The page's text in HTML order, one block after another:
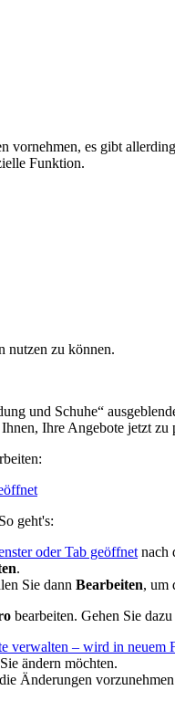
es gibt
Funktion.
nutzen zu können.
und Schuhe“
Ihre Angebote jetzt
geht's:
oder Tab geöffnet nach
.
Sie dann Bearbeiten, um
bearbeiten. Gehen Sie
verwalten – wird in neuem
ändern möchten.
Änderungen